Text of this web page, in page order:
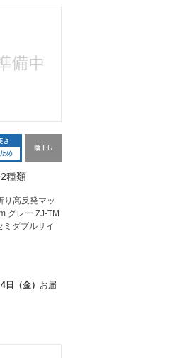
種類
高反発マッ
グレー ZJ-TM
ミダブルサイ
日（金） お届